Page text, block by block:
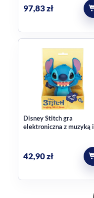
97,83zł
Disney Stitch gra
elektroniczna z muzyką i
42,90zł